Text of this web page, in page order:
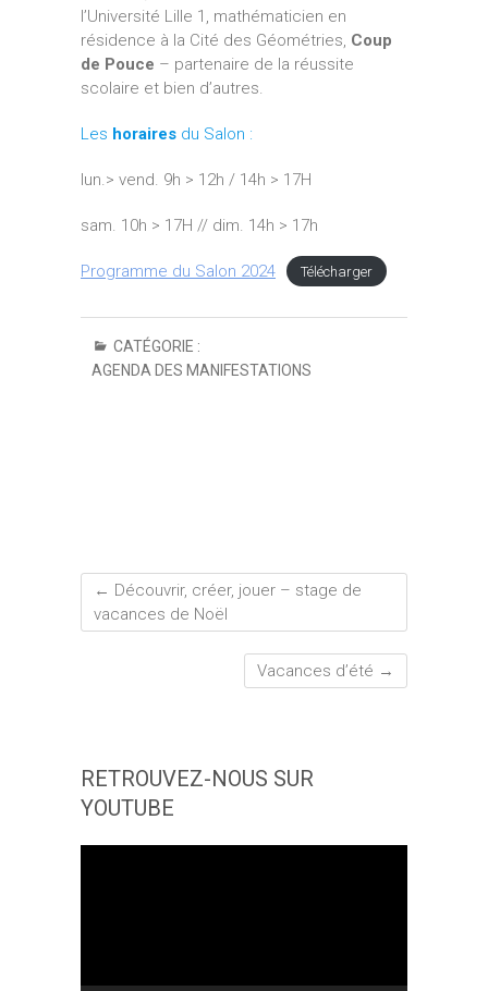
l’Université Lille 1, mathématicien en
résidence à la Cité des Géométries, Coup
de Pouce – partenaire de la réussite
scolaire et bien d’autres.
Les horaires du Salon :
lun.> vend. 9h > 12h / 14h > 17H
sam. 10h > 17H // dim. 14h > 17h
Programme du Salon 2024 Télécharger
CATÉGORIE :
AGENDA DES MANIFESTATIONS
← Découvrir, créer, jouer – stage de
vacances de Noël
Vacances d’été →
RETROUVEZ-NOUS SUR
YOUTUBE